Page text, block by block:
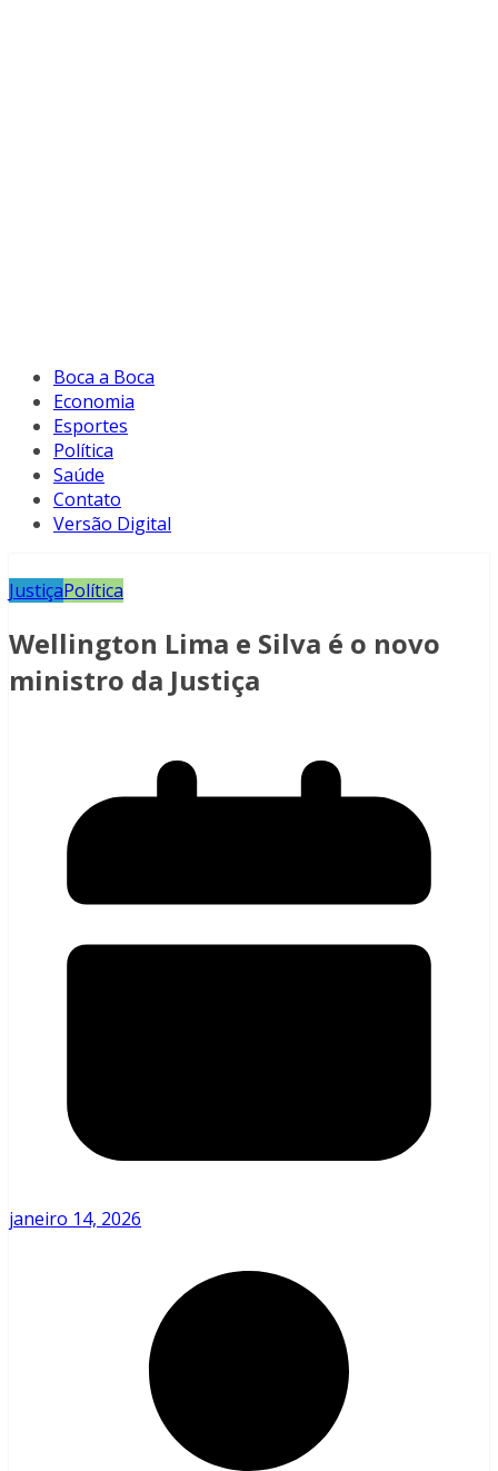
Boca a Boca
Economia
Esportes
Política
Saúde
Contato
Versão Digital
JustiçaPolítica
Wellington Lima e Silva é o novo
ministro da Justiça
janeiro 14, 2026